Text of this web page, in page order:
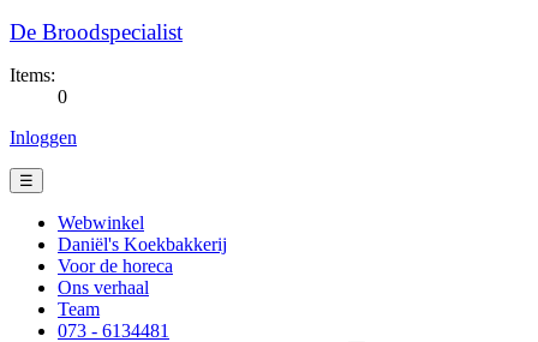
De Broodspecialist
Items:
0
Inloggen
☰
Webwinkel
Daniël's Koekbakkerij
Voor de horeca
Ons verhaal
Team
073 - 6134481​